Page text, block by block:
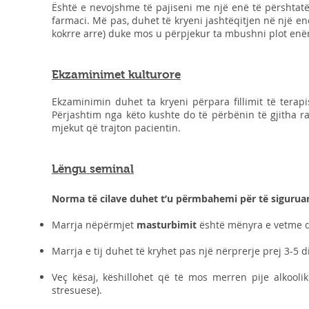
Është e nevojshme të pajiseni me një enë të
farmaci. Më pas, duhet të kryeni jashtëqitjen në një
kokrre arre) duke mos u përpjekur ta mbushni plot
Ekzaminimet kulturore
Ekzaminimin duhet ta kryeni përpara fillimit të
Përjashtim nga këto kushte do të përbënin të gjitha
mjekut që trajton pacientin.
Lëngu seminal
Norma të cilave duhet t’u përmbahemi për të
Marrja nëpërmjet masturbimit është mënyra e vetme
Marrja e tij duhet të kryhet pas një nërprerje prej 3-5
Veç kësaj, këshillohet që të mos merren pije
stresuese).